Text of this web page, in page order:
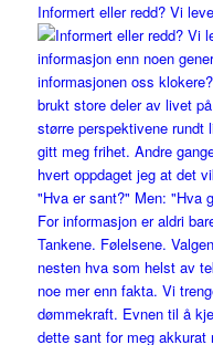
Informert eller redd? Vi